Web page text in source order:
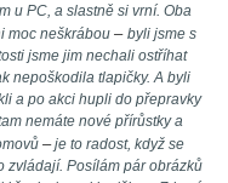
u PC, a slastně si vrní. Oba
moc neškrábou – byli jsme s
jsme jim nechali ostříhat
nepoškodila tlapičky. A byli
a po akci hupli do přepravky
nemáte nové přírůstky a
–je to radost, když se
zvládají. Posílám pár obrázků